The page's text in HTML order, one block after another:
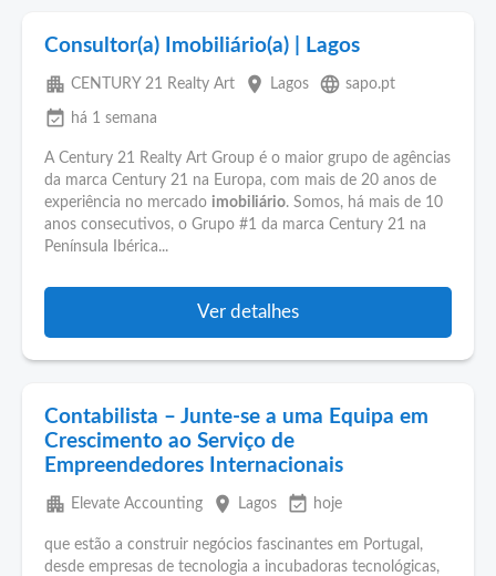
Consultor(a) Imobiliário(a) | Lagos
apartment CENTURY 21 Realty Art place Lagos language sapo.pt
event_available há 1 semana
A Century 21 Realty Art Group é o maior grupo de agências
da marca Century 21 na Europa, com mais de 20 anos de
experiência no mercado imobiliário. Somos, há mais de 10
anos consecutivos, o Grupo #1 da marca Century 21 na
Península Ibérica...
Ver detalhes
Contabilista – Junte-se a uma Equipa em
Crescimento ao Serviço de
Empreendedores Internacionais
apartment Elevate Accounting place Lagos event_available hoje
que estão a construir negócios fascinantes em Portugal,
desde empresas de tecnologia a incubadoras tecnológicas,